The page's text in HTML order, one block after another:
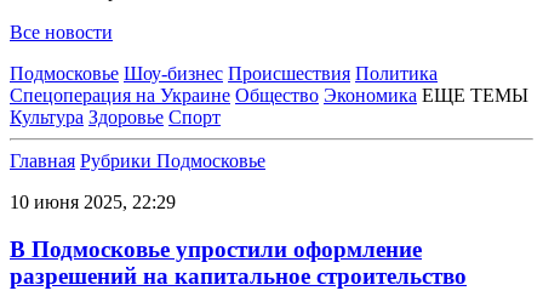
Все новости
Подмосковье Шоу-бизнес Происшествия Политика
Спецоперация на Украине Общество Экономика ЕЩЕ ТЕМЫ
Культура Здоровье Спорт
Главная Рубрики Подмосковье
10 июня 2025, 22:29
В Подмосковье упростили оформление
разрешений на капитальное строительство